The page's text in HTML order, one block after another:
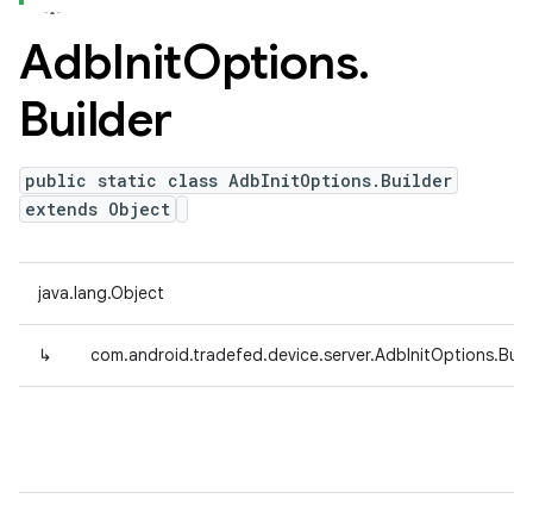
AdbInitOptions.
Builder
public static class AdbInitOptions.Builder
extends Object
java.lang.Object
↳